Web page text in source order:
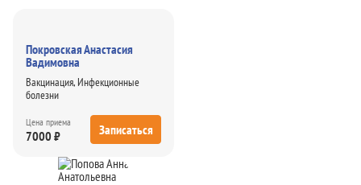
Покровская Анастасия
Вадимовна
Вакцинация, Инфекционные
болезни
Цена приема
7000 ₽ Записаться